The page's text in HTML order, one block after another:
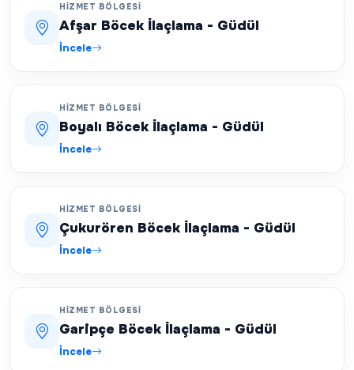
HIZMET BÖLGESI
Afşar Böcek İlaçlama - Güdül
İncele
HIZMET BÖLGESI
Boyalı Böcek İlaçlama - Güdül
İncele
HIZMET BÖLGESI
Çukurören Böcek İlaçlama - Güdül
İncele
HIZMET BÖLGESI
Garipçe Böcek İlaçlama - Güdül
İncele